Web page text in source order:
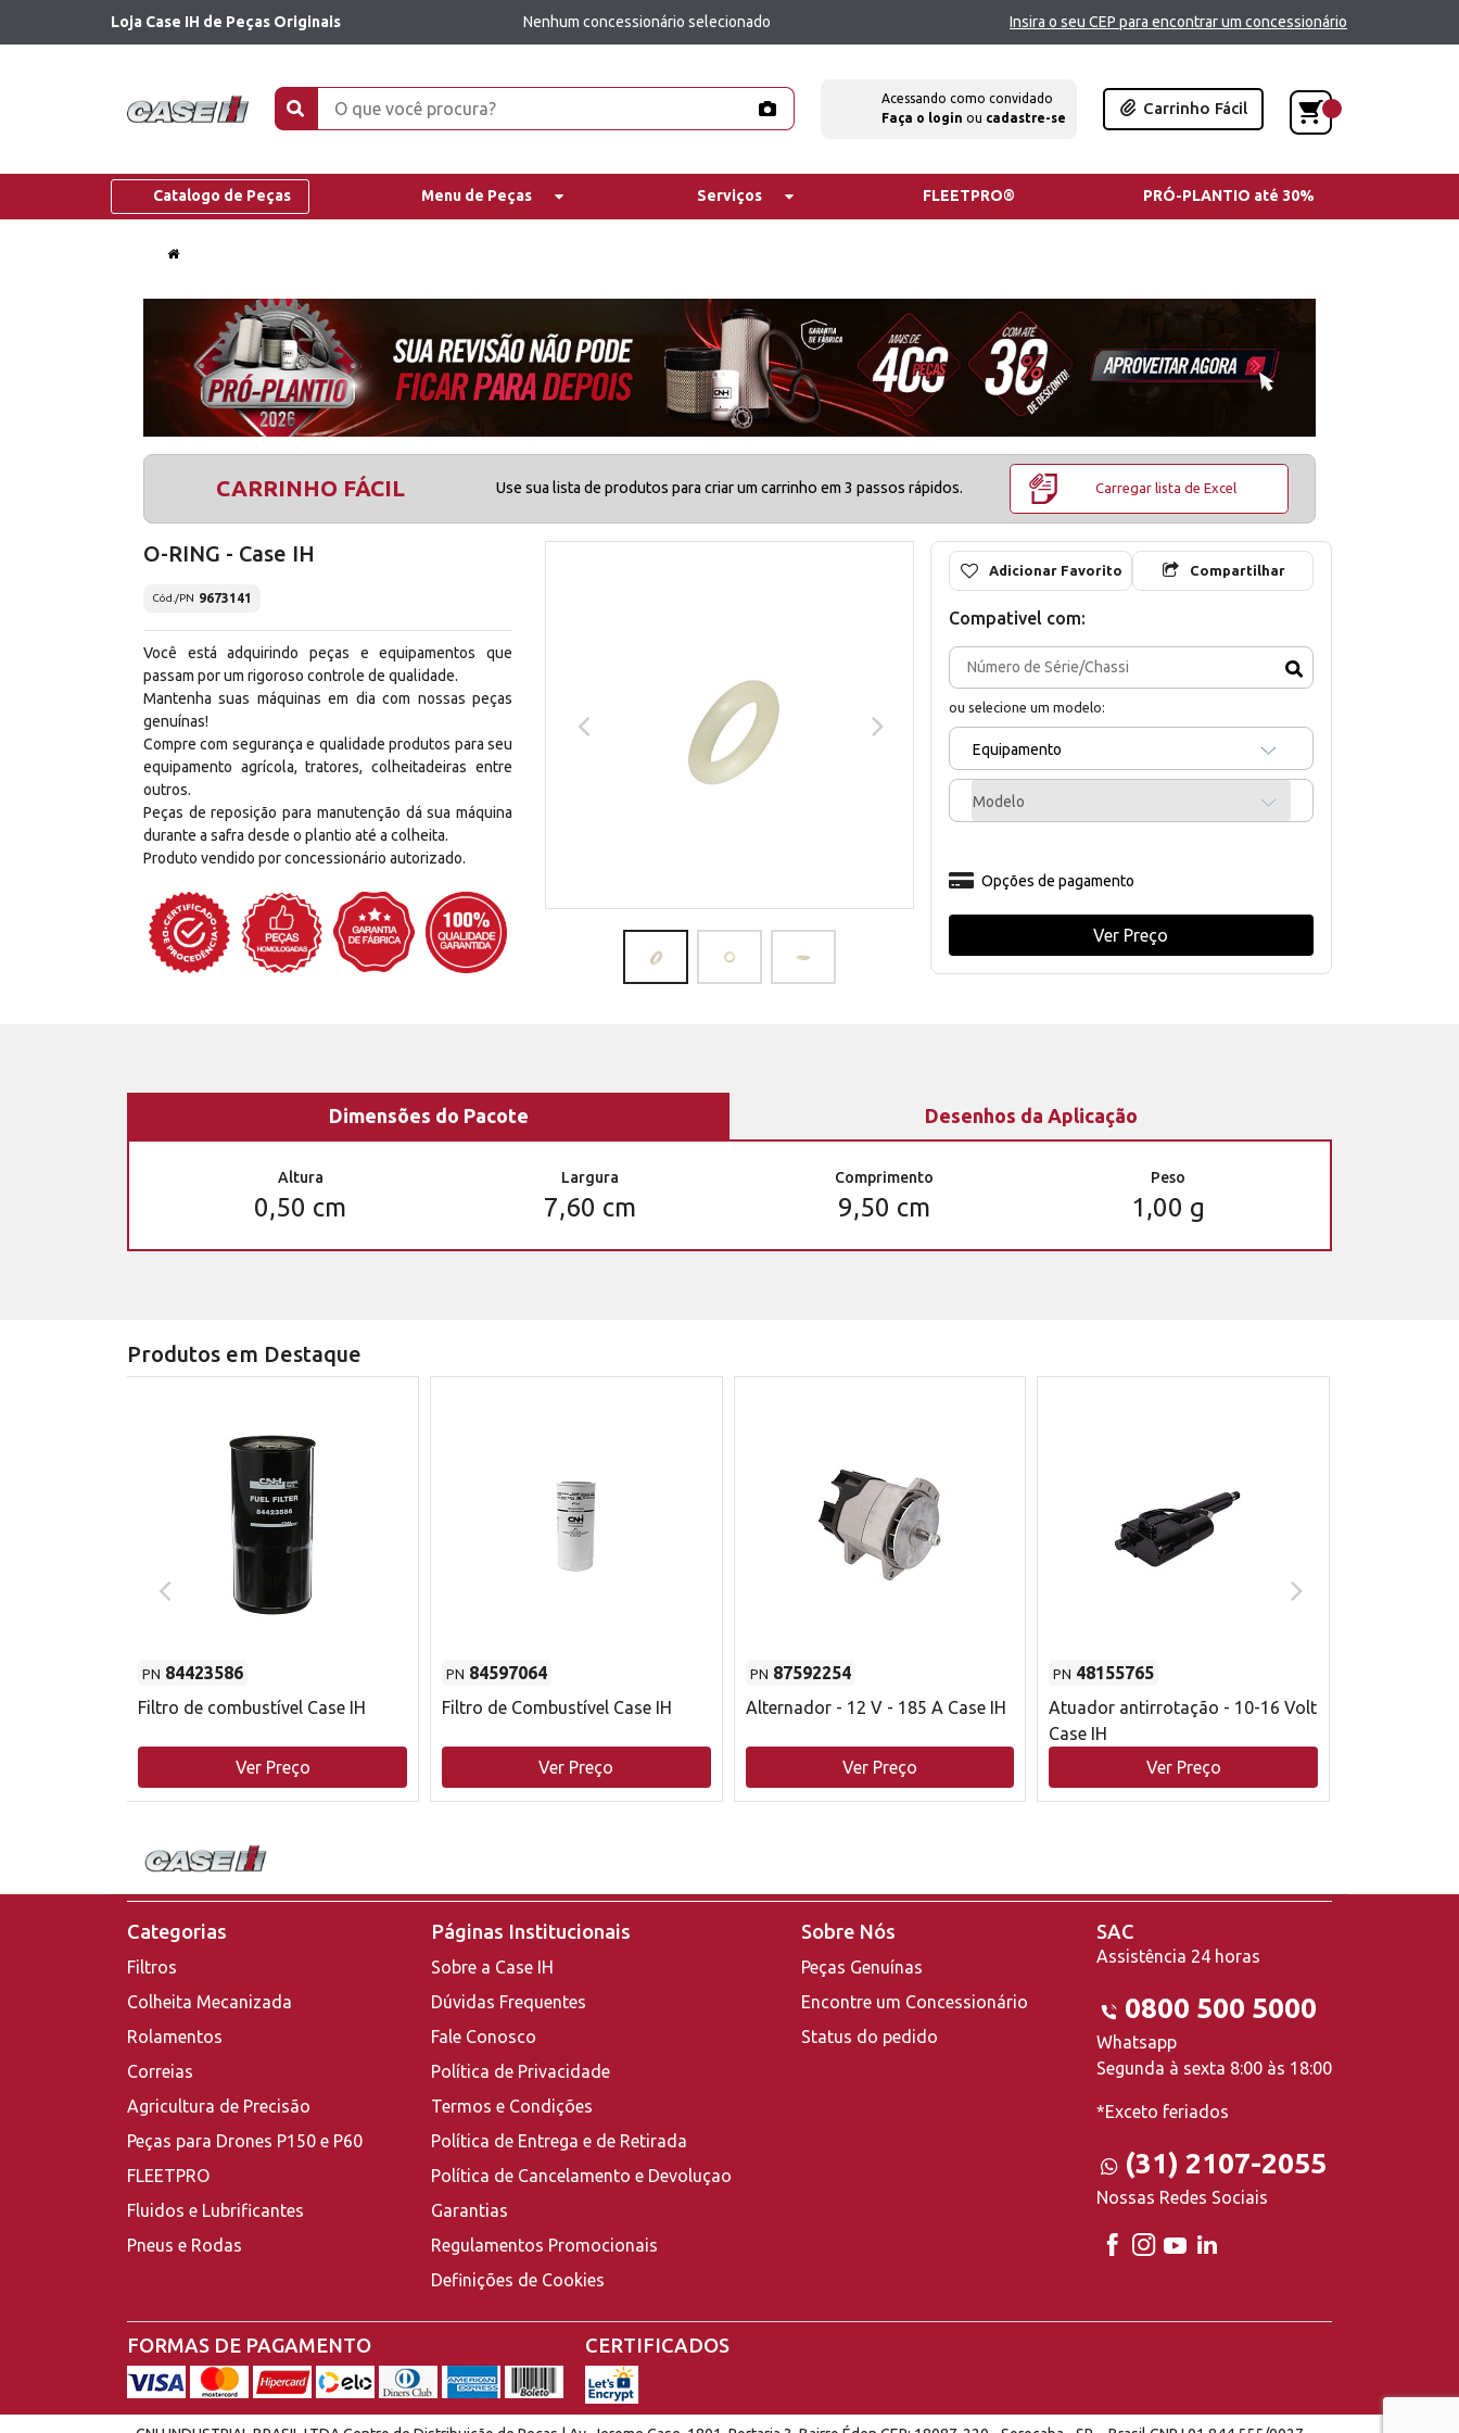
Loja Case IH de Peças Originais Nenhum concessionário selecionado Insira o seu CEP para encontrar um concessionário
Acessando como convidado
Faça o login ou cadastre-se
Carrinho Fácil
Catalogo de Peças Menu de Peças Serviços FLEETPRO® PRÓ-PLANTIO até 30%
CARRINHO FÁCIL Use sua lista de produtos para criar um carrinho em 3 passos rápidos. Carregar lista de Excel
O-RING - Case IH
Cód./PN 9673141
Você está adquirindo peças e equipamentos que
passam por um rigoroso controle de qualidade.
Mantenha suas máquinas em dia com nossas peças
genuínas!
Compre com segurança e qualidade produtos para seu
equipamento agrícola, tratores, colheitadeiras entre
outros.
Peças de reposição para manutenção dá sua máquina
durante a safra desde o plantio até a colheita.
Produto vendido por concessionário autorizado.
Adicionar Favorito Compartilhar
Compativel com:
ou selecione um modelo:
Equipamento
Modelo
Opções de pagamento
Ver Preço
Dimensões do Pacote Desenhos da Aplicação
Altura
0,50 cm
Largura
7,60 cm
Comprimento
9,50 cm
Peso
1,00 g
Produtos em Destaque
PN 84423586
Filtro de combustível Case IH
Ver Preço
PN 84597064
Filtro de Combustível Case IH
Ver Preço
PN 87592254
Alternador - 12 V - 185 A Case IH
Ver Preço
PN 48155765
Atuador antirrotação - 10-16 Volt
Case IH
Ver Preço
Categorias
Filtros
Colheita Mecanizada
Rolamentos
Correias
Agricultura de Precisão
Peças para Drones P150 e P60
FLEETPRO
Fluidos e Lubrificantes
Pneus e Rodas
Páginas Institucionais
Sobre a Case IH
Dúvidas Frequentes
Fale Conosco
Política de Privacidade
Termos e Condições
Política de Entrega e de Retirada
Política de Cancelamento e Devoluçao
Garantias
Regulamentos Promocionais
Definições de Cookies
Sobre Nós
Peças Genuínas
Encontre um Concessionário
Status do pedido
SAC
Assistência 24 horas
0800 500 5000
Whatsapp
Segunda à sexta 8:00 às 18:00
*Exceto feriados
(31) 2107-2055
Nossas Redes Sociais
FORMAS DE PAGAMENTO CERTIFICADOS